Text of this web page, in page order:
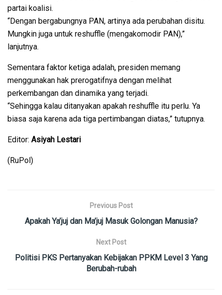
partai koalisi.
“Dengan bergabungnya PAN, artinya ada perubahan disitu.
Mungkin juga untuk reshuffle (mengakomodir PAN),”
lanjutnya.
Sementara faktor ketiga adalah, presiden memang
menggunakan hak prerogatifnya dengan melihat
perkembangan dan dinamika yang terjadi.
“Sehingga kalau ditanyakan apakah reshuffle itu perlu. Ya
biasa saja karena ada tiga pertimbangan diatas,” tutupnya.
Editor: Asiyah Lestari
(RuPol)
Previous Post
Apakah Ya’juj dan Ma’juj Masuk Golongan Manusia?
Next Post
Politisi PKS Pertanyakan Kebijakan PPKM Level 3 Yang
Berubah-rubah